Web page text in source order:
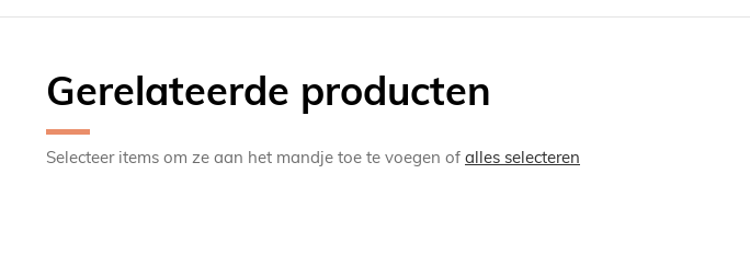
Gerelateerde producten
Selecteer items om ze aan het mandje toe te voegen of alles selecteren